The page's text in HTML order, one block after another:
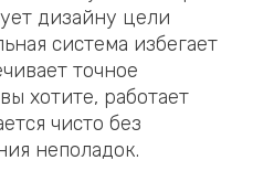
дизайну цели
система избегает
точное
хотите, работает
чисто без
неполадок.